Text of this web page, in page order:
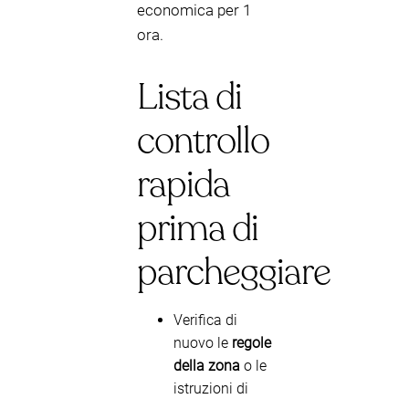
economica per 1
ora.
Lista di
controllo
rapida
prima di
parcheggiare
Verifica di
nuovo le regole
della zona o le
istruzioni di